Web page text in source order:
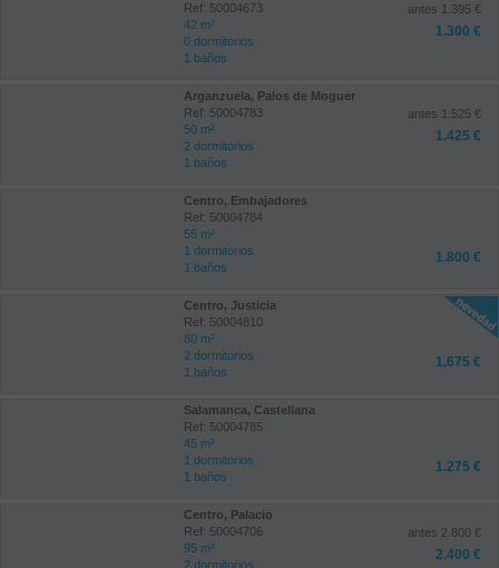
Ref: 50004673
42 m²
0 dormitorios
1 baños
antes 1.395 €
1.300 €
Arganzuela, Palos de Moguer
Ref: 50004783
50 m²
2 dormitorios
1 baños
antes 1.525 €
1.425 €
Centro, Embajadores
Ref: 50004784
55 m²
1 dormitorios
1 baños
1.800 €
Centro, Justicia
Ref: 50004810
80 m²
2 dormitorios
1 baños
1.675 €
Salamanca, Castellana
Ref: 50004785
45 m²
1 dormitorios
1 baños
1.275 €
Centro, Palacio
Ref: 50004706
95 m²
2 dormitorios
antes 2.800 €
2.400 €